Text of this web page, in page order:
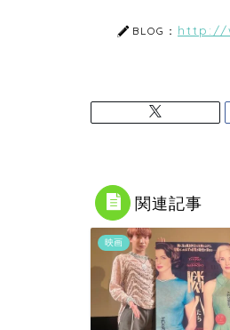
BLOG： http://
関連記事
映画